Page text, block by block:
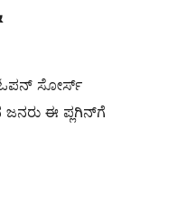
ಓಪನ್ ಸೋರ್ಸ್
ಜನರು ಈ ಪ್ಲಗಿನ್‌ಗೆ